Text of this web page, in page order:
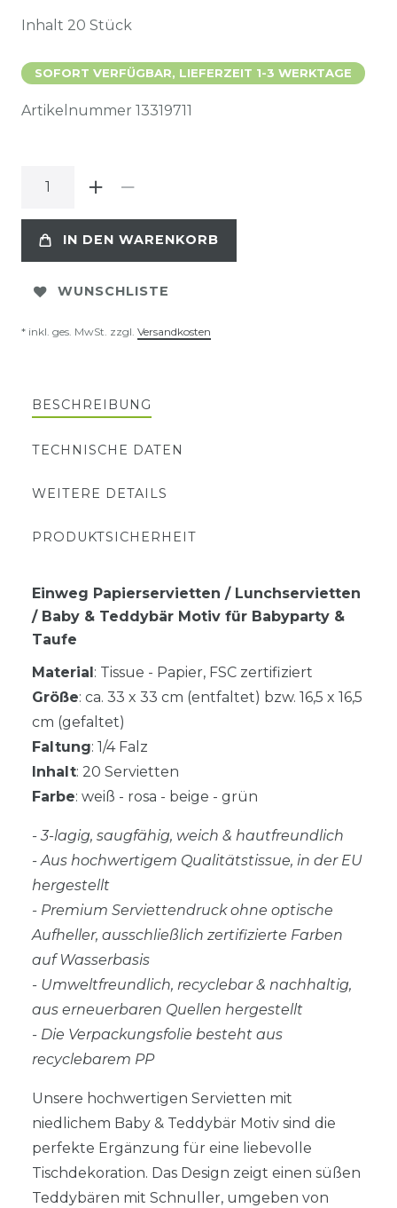
Inhalt 20 Stück
SOFORT VERFÜGBAR, LIEFERZEIT 1-3 WERKTAGE
Artikelnummer 13319711
IN DEN WARENKORB
WUNSCHLISTE
* inkl. ges. MwSt. zzgl. Versandkosten
BESCHREIBUNG
TECHNISCHE DATEN
WEITERE DETAILS
PRODUKTSICHERHEIT
Einweg Papierservietten / Lunchservietten
/ Baby & Teddybär Motiv für Babyparty &
Taufe
Material: Tissue - Papier, FSC zertifiziert
Größe: ca. 33 x 33 cm (entfaltet) bzw. 16,5 x 16,5
cm (gefaltet)
Faltung: 1/4 Falz
Inhalt: 20 Servietten
Farbe: weiß - rosa - beige - grün
- 3-lagig, saugfähig, weich & hautfreundlich
- Aus hochwertigem Qualitätstissue, in der EU
hergestellt
- Premium Serviettendruck ohne optische
Aufheller, ausschließlich zertifizierte Farben
auf Wasserbasis
- Umweltfreundlich, recyclebar & nachhaltig,
aus erneuerbaren Quellen hergestellt
- Die Verpackungsfolie besteht aus
recyclebarem PP
Unsere hochwertigen Servietten mit
niedlichem Baby & Teddybär Motiv sind die
perfekte Ergänzung für eine liebevolle
Tischdekoration. Das Design zeigt einen süßen
Teddybären mit Schnuller, umgeben von